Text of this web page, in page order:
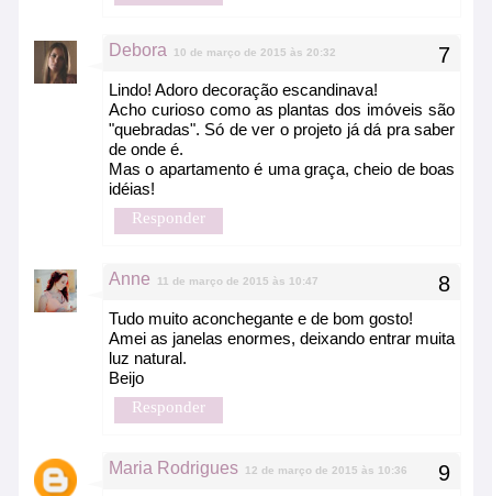
Debora 10 de março de 2015 às 20:32
Lindo! Adoro decoração escandinava!
Acho curioso como as plantas dos imóveis são
"quebradas". Só de ver o projeto já dá pra saber
de onde é.
Mas o apartamento é uma graça, cheio de boas
idéias!
Responder
Anne 11 de março de 2015 às 10:47
Tudo muito aconchegante e de bom gosto!
Amei as janelas enormes, deixando entrar muita
luz natural.
Beijo
Responder
Maria Rodrigues 12 de março de 2015 às 10:36